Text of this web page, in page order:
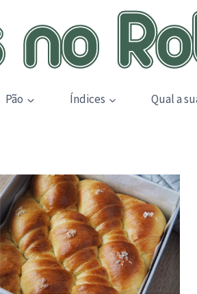
Pão Índices Qual a